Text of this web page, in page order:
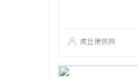
虎丘便民网